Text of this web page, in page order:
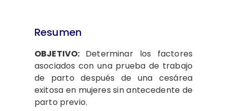
Resumen
OBJETIVO: Determinar los factores
asociados con una prueba de trabajo
de parto después de una cesárea
exitosa en mujeres sin antecedente de
parto previo.